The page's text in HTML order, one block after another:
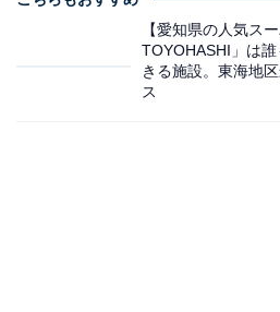
【愛知県の人気ス
TOYOHASHI」は
きる施設。東海地
ス